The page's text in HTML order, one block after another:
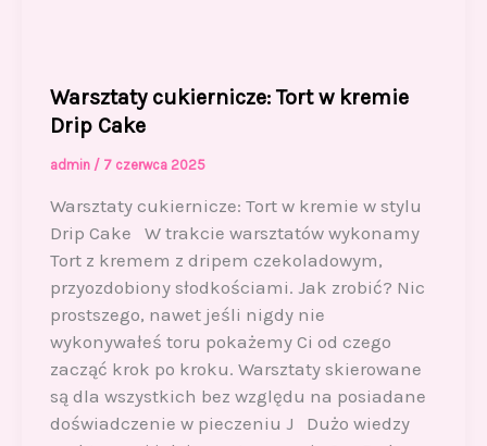
Warsztaty cukiernicze: Tort w kremie
Drip Cake
admin / 7 czerwca 2025
Warsztaty cukiernicze: Tort w kremie w stylu
Drip Cake W trakcie warsztatów wykonamy
Tort z kremem z dripem czekoladowym,
przyozdobiony słodkościami. Jak zrobić? Nic
prostszego, nawet jeśli nigdy nie
wykonywałeś toru pokażemy Ci od czego
zacząć krok po kroku. Warsztaty skierowane
są dla wszystkich bez względu na posiadane
doświadczenie w pieczeniu J Dużo wiedzy